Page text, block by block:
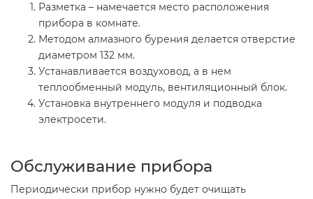
Разметка – намечается место расположения
прибора в комнате.
Методом алмазного бурения делается отверстие
диаметром 132 мм.
Устанавливается воздуховод, а в нем
теплообменный модуль, вентиляционный блок.
Установка внутреннего модуля и подводка
электросети.
Обслуживание прибора
Периодически прибор нужно будет очищать